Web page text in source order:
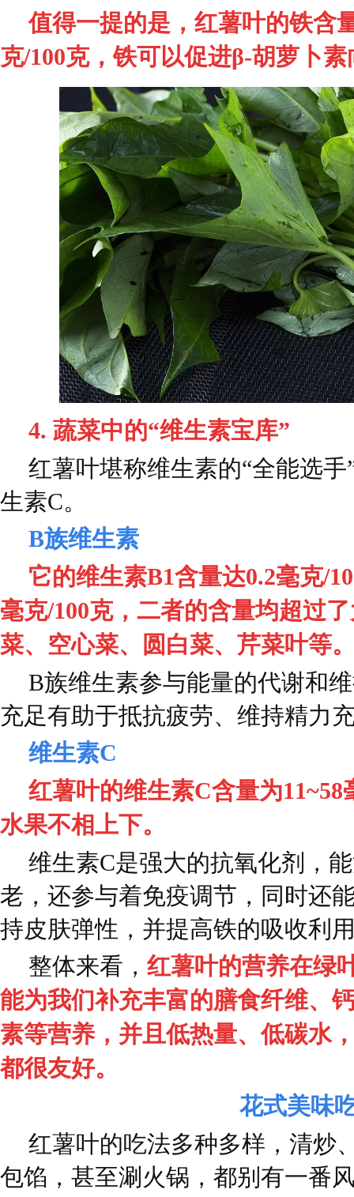
值得一提的是，红薯叶的铁含
克/100克，铁可以促进β-胡萝卜
4. 蔬菜中的“维生素宝库”
红薯叶堪称维生素的“全能选
生素C。
B族维生素
它的维生素B1含量达0.2毫克/
毫克/100克，二者的含量均超过
菜、空心菜、圆白菜、芹菜叶等
B族维生素参与能量的代谢和
充足有助于抵抗疲劳、维持精力
维生素C
红薯叶的维生素C含量为11~58
水果不相上下。
维生素C是强大的抗氧化剂，
老，还参与着免疫调节，同时还
持皮肤弹性，并提高铁的吸收利
整体来看， 红薯叶的营养在绿
能为我们补充丰富的膳食纤维、
素等营养，并且低热量、低碳水
都很友好。
花式美味
红薯叶的吃法多种多样，清炒
包馅，甚至涮火锅，都别有一番